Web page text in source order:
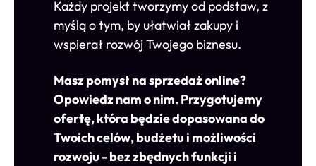
Każdy projekt tworzymy od podstaw, z
myślą o tym, by ułatwiał zakupy i
wspierał rozwój Twojego biznesu.
Masz pomysł na sprzedaż online?
Opowiedz nam o nim. Przygotujemy
ofertę, która będzie dopasowana do
Twoich celów, budżetu i możliwości
rozwoju - bez zbędnych funkcji i